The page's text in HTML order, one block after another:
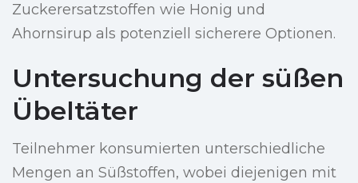
Zuckerersatzstoffen wie Honig und
Ahornsirup als potenziell sicherere Optionen.
Untersuchung der süßen
Übeltäter
Teilnehmer konsumierten unterschiedliche
Mengen an Süßstoffen, wobei diejenigen mit